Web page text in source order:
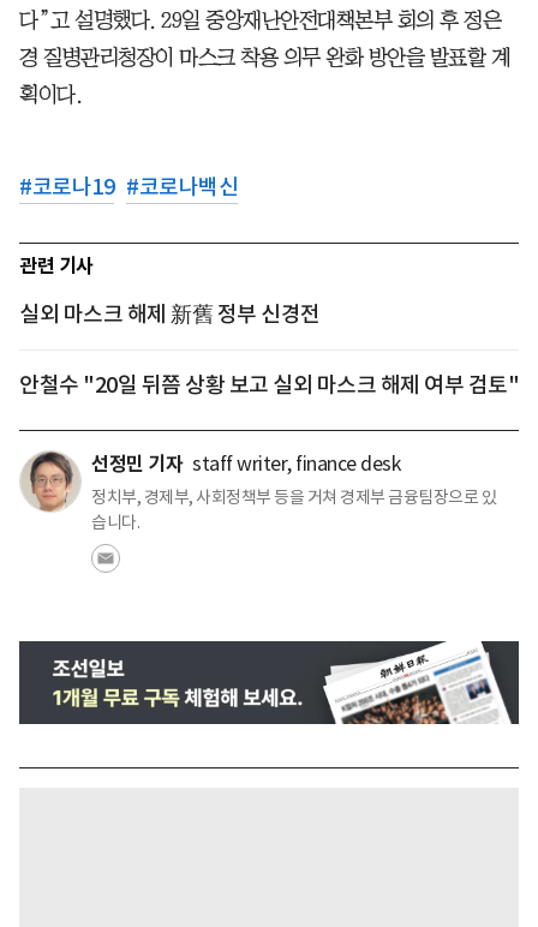
다”고 설명했다. 29일 중앙재난안전대책본부 회의 후 정은
경 질병관리청장이 마스크 착용 의무 완화 방안을 발표할 계
획이다.
#코로나19 #코로나백신
관련 기사
실외 마스크 해제 新舊 정부 신경전
안철수 "20일 뒤쯤 상황 보고 실외 마스크 해제 여부 검토"
선정민 기자 staff writer, finance desk
정치부, 경제부, 사회정책부 등을 거쳐 경제부 금융팀장으로 있
습니다.